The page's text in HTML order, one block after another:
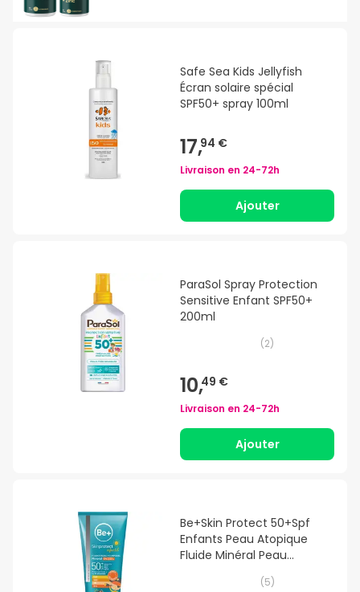
Safe Sea Kids Jellyfish
Écran solaire spécial
SPF50+ spray 100ml
17,94 €
Livraison en 24-72h
Ajouter
ParaSol Spray Protection
Sensitive Enfant SPF50+
200ml
(2)
10,49 €
Livraison en 24-72h
Ajouter
Be+Skin Protect 50+Spf
Enfants Peau Atopique
Fluide Minéral Peau
(5)